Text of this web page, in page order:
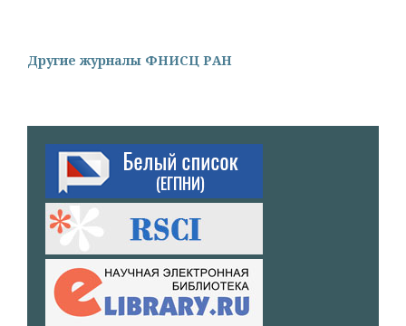
Другие журналы ФНИСЦ РАН